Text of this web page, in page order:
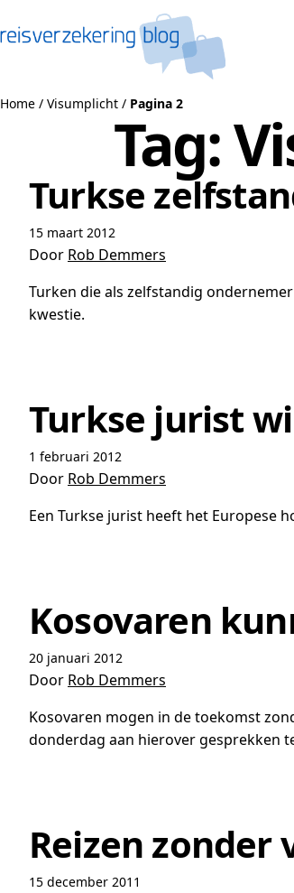
Home / Visumplicht / Pagina 2
Tag:
Turkse
15 maart 2012
Door Rob Demmers
Turken die als zelfstandig
kwestie.
Turkse jurist
1 februari 2012
Door Rob Demmers
Een Turkse jurist heeft het Europese
Kosovaren
20 januari 2012
Door Rob Demmers
Kosovaren mogen in de toekomst
donderdag aan hierover gesprekken
Reizen zonder
15 december 2011